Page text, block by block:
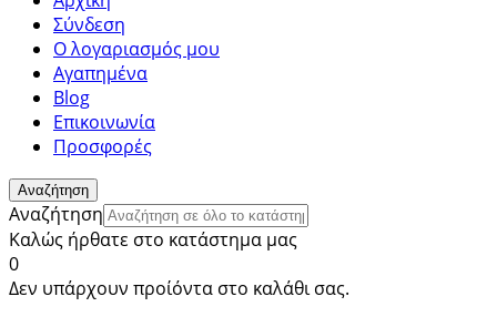
Σύνδεση
Ο λογαριασμός μου
Αγαπημένα
Blog
Επικοινωνία
Προσφορές
Αναζήτηση
Αναζήτηση
Καλώς ήρθατε στο κατάστημα μας
0
Δεν υπάρχουν προίόντα στο καλάθι σας.